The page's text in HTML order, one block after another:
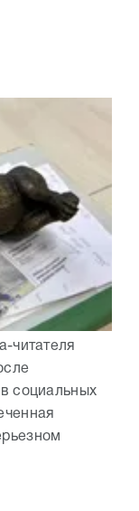
читателя
социальных